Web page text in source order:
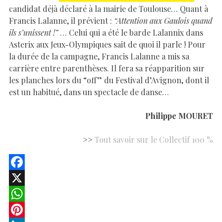
candidat déjà déclaré à la mairie de Toulouse… Quant à
Francis Lalanne, il prévient : “Attention aux Gaulois quand
ils s’unissent !”… Celui qui a été le barde Lalannix dans
Asterix aux Jeux-Olympiques sait de quoi il parle ! Pour
la durée de la campagne, Francis Lalanne a mis sa
carrière entre parenthèses. Il fera sa réapparition sur
les planches lors du “off” du Festival d’Avignon, dont il
est un habitué, dans un spectacle de danse…
Philippe MOURET
>> Tout savoir sur le Collectif 100 %
F
a
c
X
W